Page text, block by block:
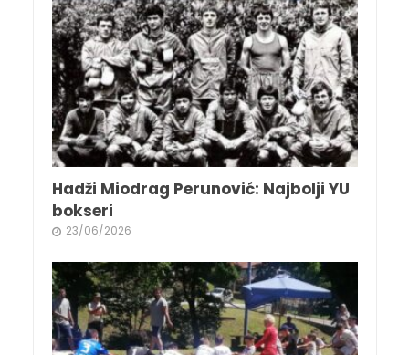
Hadži Miodrag Perunović: Najbolji YU
bokseri
23/06/2026